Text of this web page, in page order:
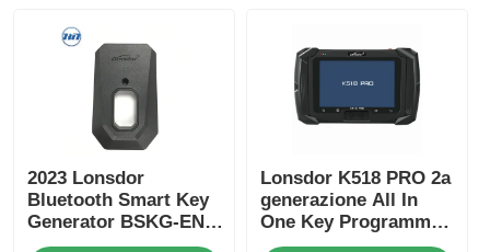
Chi siamo
Fatory Tour
Controllo di qualità
2023 Lonsdor
Bluetooth Smart Key
Generator BSKG-EN -
Chiave intelligente
Lonsdor K518 PRO 2a
generazione All In
One Key Programmer
con 2 anni di